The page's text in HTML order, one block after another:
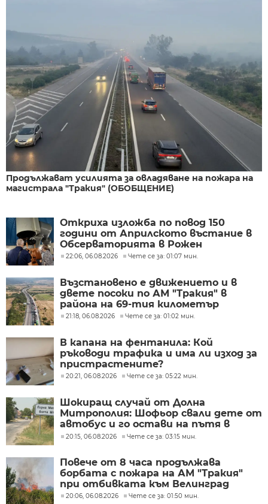
Продължават усилията за овладяване на пожара на
магистрала "Тракия" (ОБОБЩЕНИЕ)
Откриха изложба по повод 150
години от Априлското въстание в
Обсерваторията в Рожен
22:06, 06.08.2026 Чете се за: 01:07 мин.
Възстановено е движението и в
двете посоки по АМ "Тракия" в
района на 69-тия километър
21:18, 06.08.2026 Чете се за: 01:02 мин.
В капана на фентанила: Кой
ръководи трафика и има ли изход за
пристрастените?
20:21, 06.08.2026 Чете се за: 05:22 мин.
Шокиращ случай от Долна
Митрополия: Шофьор свали дете от
автобус и го остави на пътя в
жегата
20:15, 06.08.2026 Чете се за: 03:15 мин.
Повече от 8 часа продължава
борбата с пожара на АМ "Тракия"
при отбивката към Велинград
20:06, 06.08.2026 Чете се за: 01:50 мин.